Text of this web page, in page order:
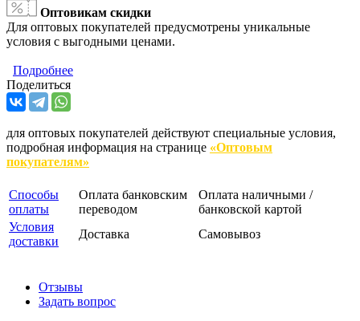
Оптовикам скидки
Для оптовых покупателей предусмотрены уникальные
условия с выгодными ценами.
Подробнее
Поделиться
для оптовых покупателей действуют специальные условия,
подробная информация на странице «Оптовым
покупателям»
Способы
оплаты
Оплата банковским
переводом
Оплата наличными /
банковской картой
Условия
доставки
Доставка Самовывоз
Отзывы
Задать вопрос